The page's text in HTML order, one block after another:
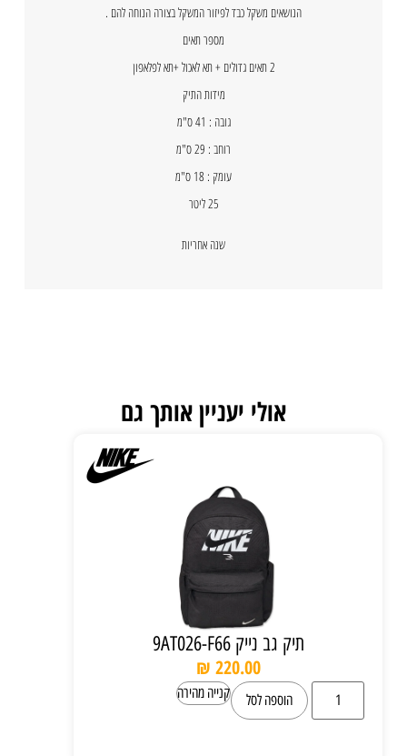
הנושאים משקל כבד לפיזור המשקל בצורה הנוחה להם .
מספר תאים
2 תאים גדולים + תא לאכול +תא לפלאפון
מידות התיק
גובה : 41 ס"מ
רוחב : 29 ס"מ
עומק : 18 ס"מ
25 ליטר
שנה אחריות
אולי יעניין אותך גם
תיק גב נייק 9AT026-F66
₪ 220.00
הוספה לסל קנייה מהירה